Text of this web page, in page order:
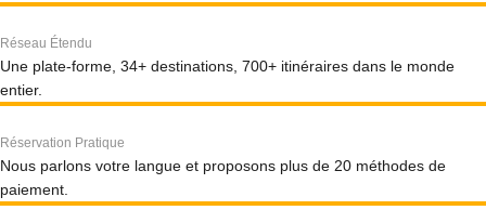
Réseau Étendu
Une plate-forme, 34+ destinations, 700+ itinéraires dans le monde
entier.
Réservation Pratique
Nous parlons votre langue et proposons plus de 20 méthodes de
paiement.